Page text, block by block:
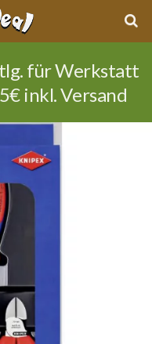
für Werkstatt
inkl. Versand